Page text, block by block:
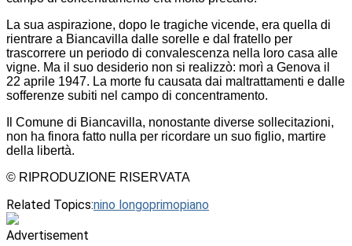
La sua aspirazione, dopo le tragiche vicende, era quella di
rientrare a Biancavilla dalle sorelle e dal fratello per
trascorrere un periodo di convalescenza nella loro casa alle
vigne. Ma il suo desiderio non si realizzò: morì a Genova il
22 aprile 1947. La morte fu causata dai maltrattamenti e dalle
sofferenze subiti nel campo di concentramento.
Il Comune di Biancavilla, nonostante diverse sollecitazioni,
non ha finora fatto nulla per ricordare un suo figlio, martire
della libertà.
© RIPRODUZIONE RISERVATA
Related Topics:nino longoprimopiano
Advertisement